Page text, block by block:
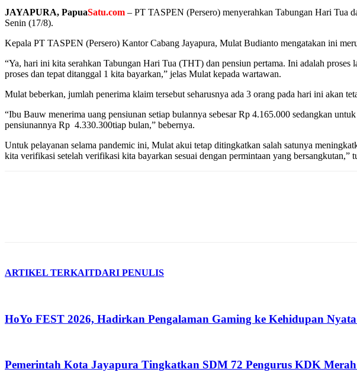
JAYAPURA, PapuaSatu.com – PT TASPEN (Persero) menyerahkan Tabungan Hari Tua
Senin (17/8).
Kepala PT TASPEN (Persero) Kantor Cabang Jayapura, Mulat Budianto mengatakan ini
“Ya, hari ini kita serahkan Tabungan Hari Tua (THT) dan pensiun pertama. Ini adalah
proses dan tepat ditanggal 1 kita bayarkan,” jelas Mulat kepada wartawan.
Mulat beberkan, jumlah penerima klaim tersebut seharusnya ada 3 orang pada hari ini akan
“Ibu Bauw menerima uang pensiunan setiap bulannya sebesar Rp 4.165.000 sedangkan
pensiunannya Rp 4.330.300tiap bulan,” bebernya.
Untuk pelayanan selama pandemic ini, Mulat akui tetap ditingkatkan salah satunya
kita verifikasi setelah verifikasi kita bayarkan sesuai dengan permintaan yang bersangkutan,”
ARTIKEL TERKAITDARI PENULIS
HoYo FEST 2026, Hadirkan Pengalaman Gaming ke Kehidupan
Pemerintah Kota Jayapura Tingkatkan SDM 72 Pengurus KDK